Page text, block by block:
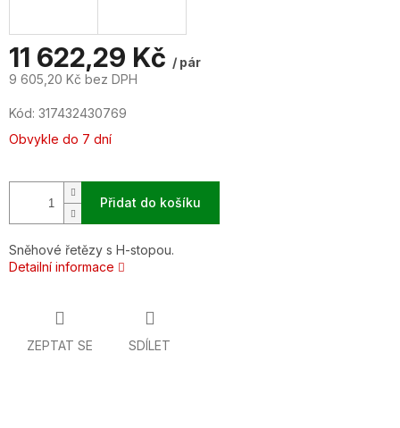
11 622,29 Kč / pár
9 605,20 Kč bez DPH
cena:
Kód: 317432430769
Obvykle do 7 dní
Přidat do košíku
Sněhové řetězy s H-stopou.
Detailní informace
ZEPTAT SE SDÍLET